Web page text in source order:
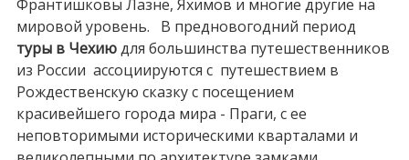
Франтишковы Лазне, Яхимов и многие другие на
мировой уровень. В предновогодний период
туры в Чехиюдля большинства путешественников
из России ассоциируются с путешествием в
Рождественскую сказку с посещением
красивейшего города мира - Праги, с ее
неповторимыми историческими кварталами и